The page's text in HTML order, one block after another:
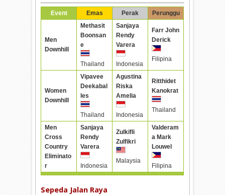
Event Emas Perak Perunggu
Men
Downhill
Methasit
Boonsan
e
Thailand
Sanjaya
Rendy
Varera
Indonesia
Farr John
Derick
Filipina
Women
Downhill
Vipavee
Deekabal
les
Thailand
Agustina
Riska
Amelia
Indonesia
Ritthidet
Kanokrat
Thailand
Men
Cross
Country
Eliminato
r
Sanjaya
Rendy
Varera
Indonesia
Zulkifli
Zulfikri
Malaysia
Valderam
a Mark
Louwel
Filipina
Sepeda Jalan Raya